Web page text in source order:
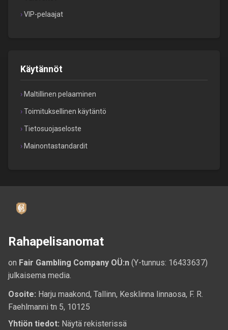
VIP-pelaajat
Käytännöt
Maltillinen pelaaminen
Toimituksellinen käytäntö
Tietosuojaseloste
Mainontastandardit
Rahapelisanomat
on Fair Gambling Company OÜ:n (Y-tunnus: 16433637)
julkaisema media.
Osoite: Harju maakond, Tallinn, Kesklinna linnaosa, F. R.
Faehlmanni tn 5, 10125
Yhtiön tiedot: Näytä rekisterissä